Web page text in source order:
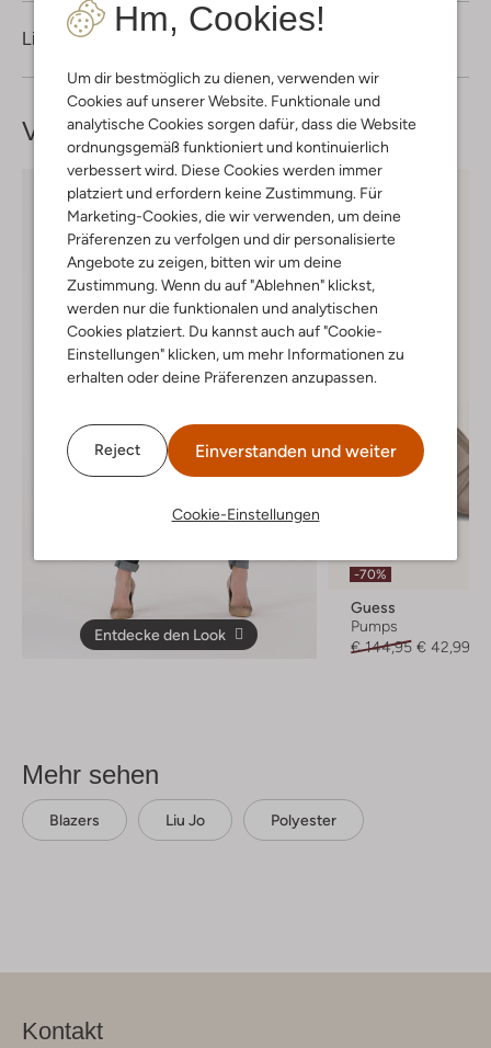
Hm, Cookies!
Um dir bestmöglich zu dienen, verwenden wir
Cookies auf unserer Website. Funktionale und
analytische Cookies sorgen dafür, dass die Website
ordnungsgemäß funktioniert und kontinuierlich
verbessert wird. Diese Cookies werden immer
platziert und erfordern keine Zustimmung. Für
Marketing-Cookies, die wir verwenden, um deine
Präferenzen zu verfolgen und dir personalisierte
Angebote zu zeigen, bitten wir um deine
Zustimmung. Wenn du auf "Ablehnen" klickst,
werden nur die funktionalen und analytischen
Cookies platziert. Du kannst auch auf "Cookie-
Einstellungen" klicken, um mehr Informationen zu
erhalten oder deine Präferenzen anzupassen.
Reject Einverstanden und weiter
Cookie-Einstellungen
Lieferung & Rückgabe
Vervollständige deinenLook
Entdecke den Look
-70%
Guess
Pumps
€ 144,95 € 42,99
Mehr sehen
Blazers Liu Jo Polyester
Kontakt